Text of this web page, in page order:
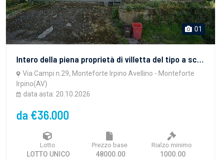
01
Intero della piena proprietà di villetta del tipo a schiera, sviluppantesi su tre livelli
Via Campi n.29, Monteforte Irpino Avellino - Monteforte
Irpino(AV)
data asta: 20.10.2026
da €36.000
Lotto
LOTTO UNICO
Prezzo base
48000.00
Rialzo minimo
1000.00